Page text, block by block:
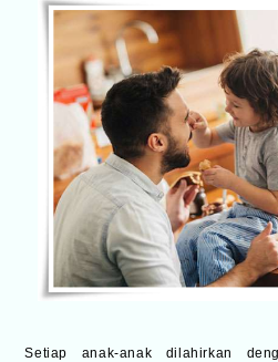
Setiap anak-anak dilahirkan